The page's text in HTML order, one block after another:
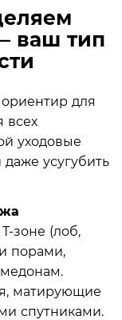
ваш тип
для
всех
уходовые
даже усугубить
зоне (лоб,
порами,
матирующие
спутниками.